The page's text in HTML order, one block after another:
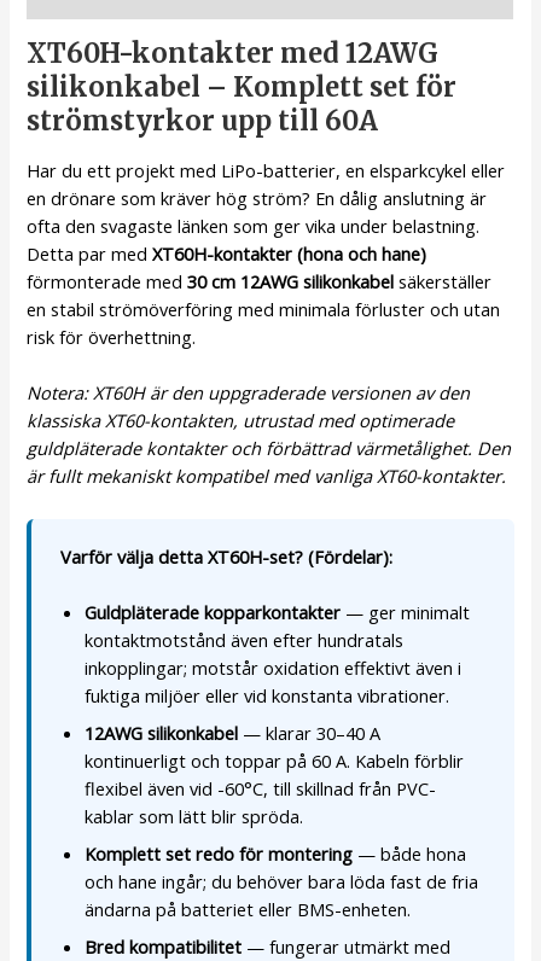
XT60H-kontakter med 12AWG
silikonkabel – Komplett set för
strömstyrkor upp till 60A
Har du ett projekt med LiPo-batterier, en elsparkcykel eller
en drönare som kräver hög ström? En dålig anslutning är
ofta den svagaste länken som ger vika under belastning.
Detta par medXT60H-kontakter (hona och hane)
förmonterade med30 cm 12AWG silikonkabel säkerställer
en stabil strömöverföring med minimala förluster och utan
risk för överhettning.
Notera: XT60H är den uppgraderade versionen av den
klassiska XT60-kontakten, utrustad med optimerade
guldpläterade kontakter och förbättrad värmetålighet. Den
är fullt mekaniskt kompatibel med vanliga XT60-kontakter.
Varför välja detta XT60H-set? (Fördelar):
Guldpläterade kopparkontakter — ger minimalt
kontaktmotstånd även efter hundratals
inkopplingar; motstår oxidation effektivt även i
fuktiga miljöer eller vid konstanta vibrationer.
12AWG silikonkabel — klarar 30–40 A
kontinuerligt och toppar på 60 A. Kabeln förblir
flexibel även vid -60°C, till skillnad från PVC-
kablar som lätt blir spröda.
Komplett set redo för montering — både hona
och hane ingår; du behöver bara löda fast de fria
ändarna på batteriet eller BMS-enheten.
Bred kompatibilitet — fungerar utmärkt med